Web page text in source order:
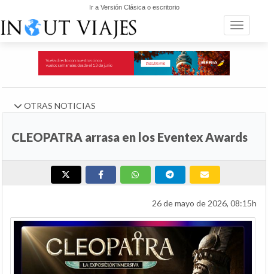
Ir a Versión Clásica o escritorio
Toggle
OTRAS NOTICIAS
CLEOPATRA arrasa en los Eventex Awards
26 de mayo de 2026, 08:15h